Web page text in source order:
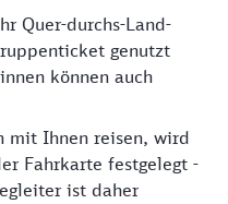
Quer-durchs-Land-
genutzt
können auch
mit Ihnen reisen, wird
Fahrkarte festgelegt -
ist daher